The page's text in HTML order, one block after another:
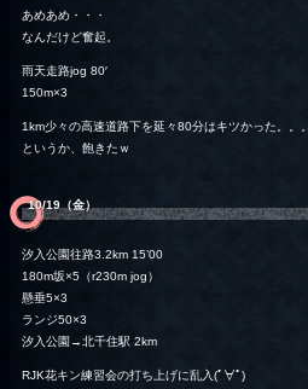
あめあめ・・・
なんだけど奮起。
雨天走路jog 80′
150m×3
1km少々の高速道路下を延々80分はキツかった。。。
というか、飽きたｗ
10/19（金）
汐入公園往路3.2km 15’00
180m坂×5（r230m jog）
懸垂5×3
ランジ50×3
汐入公園→北千住駅 2km
RJK花キン練習会の打ち上げに乱入(ﾟ∀ﾟ)